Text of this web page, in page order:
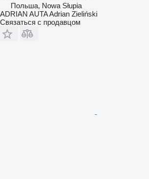
Польша, Nowa Słupia
ADRIAN AUTA Adrian Zieliński
Связаться с продавцом